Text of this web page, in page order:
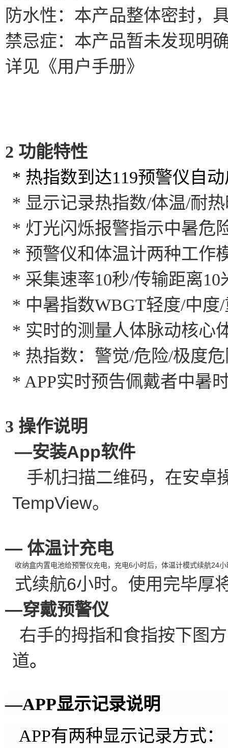
防水性：本产品整体密封，
禁忌症：本产品暂未发现明
详见《用户手册》
2 功能特性
* 热指数到达119预警仪自
* 显示记录热指数/体温/耐
* 灯光闪烁报警指示中暑危
* 预警仪和体温计两种工作
* 采集速率10秒/传输距离10
* 中暑指数WBGT轻度/中度/
* 实时的测量人体脉动核心
* 热指数：警觉/危险/极度
* APP实时预告佩戴者中暑
3 操作说明
—安装App软件
手机扫描二维码，在安卓
TempView。
— 体温计充电
收纳盒内置电池给预警仪充电，充电6小时后，体温计模式续航24小
式续航6小时。使用完毕厚
—穿戴预警仪
右手的拇指和食指按下图
道。
—APP显示记录说明
APP有两种显示记录方式：